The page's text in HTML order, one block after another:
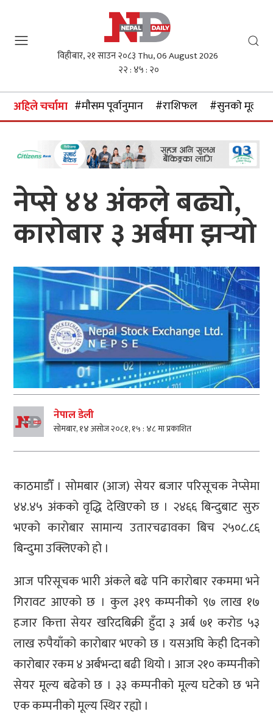
विहीबार, २१ साउन २०८३ Thu, 06 August 2026
२२ : ४५ : २०
अहिले चर्चामा #माैसम पूर्वानुमान #राशिफल #सुनकाे मूल्य
नेप्से ४४ अंकले बढ्यो,
कारोबार ३ अर्बमा झर्‍यो
नेपाल डेली
सोमबार, १४ असोज २०८१, १५ : ४८ मा प्रकाशित
काठमाडौँ । सोमबार (आज) सेयर बजार परिसूचक नेप्सेमा
४४.४५ अंकको वृद्धि देखिएको छ । २४६६ बिन्दुबाट सुरु
भएको कारोबार सामान्य उतारचढावका बिच २५०८.८६
बिन्दुमा उक्लिएको हो ।
आज परिसूचक भारी अंकले बढे पनि कारोबार रकममा भने
गिरावट आएको छ । कुल ३१९ कम्पनीको ९७ लाख १७
हजार कित्ता सेयर खरिदबिक्री हुँदा ३ अर्ब ७१ करोड ५३
लाख रुपैयाँको कारोबार भएको छ । यसअघि केही दिनको
कारोबार रकम ४ अर्बभन्दा बढी थियो । आज २१० कम्पनीको
सेयर मूल्य बढेको छ । ३३ कम्पनीको मूल्य घटेको छ भने
एक कम्पनीको मूल्य स्थिर रह्यो ।